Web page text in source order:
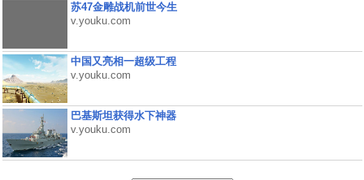
苏47金雕战机前世今生
v.youku.com
中国又亮相一超级工程
v.youku.com
巴基斯坦获得水下神器
v.youku.com